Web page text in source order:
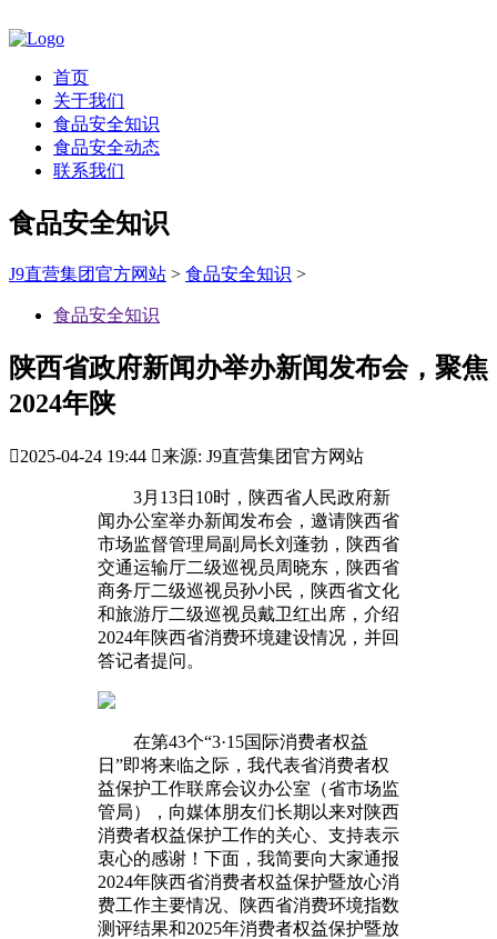
首页
关于我们
食品安全知识
食品安全动态
联系我们
食品安全知识
J9直营集团官方网站 > 食品安全知识 >
食品安全知识
陕西省政府新闻办举办新闻发布会，聚焦
2024年陕
2025-04-24 19:44 来源: J9直营集团官方网站
3月13日10时，陕西省人民政府新
闻办公室举办新闻发布会，邀请陕西省
市场监督管理局副局长刘蓬勃，陕西省
交通运输厅二级巡视员周晓东，陕西省
商务厅二级巡视员孙小民，陕西省文化
和旅游厅二级巡视员戴卫红出席，介绍
2024年陕西省消费环境建设情况，并回
答记者提问。
在第43个“3·15国际消费者权益
日”即将来临之际，我代表省消费者权
益保护工作联席会议办公室（省市场监
管局），向媒体朋友们长期以来对陕西
消费者权益保护工作的关心、支持表示
衷心的感谢！下面，我简要向大家通报
2024年陕西省消费者权益保护暨放心消
费工作主要情况、陕西省消费环境指数
测评结果和2025年消费者权益保护暨放